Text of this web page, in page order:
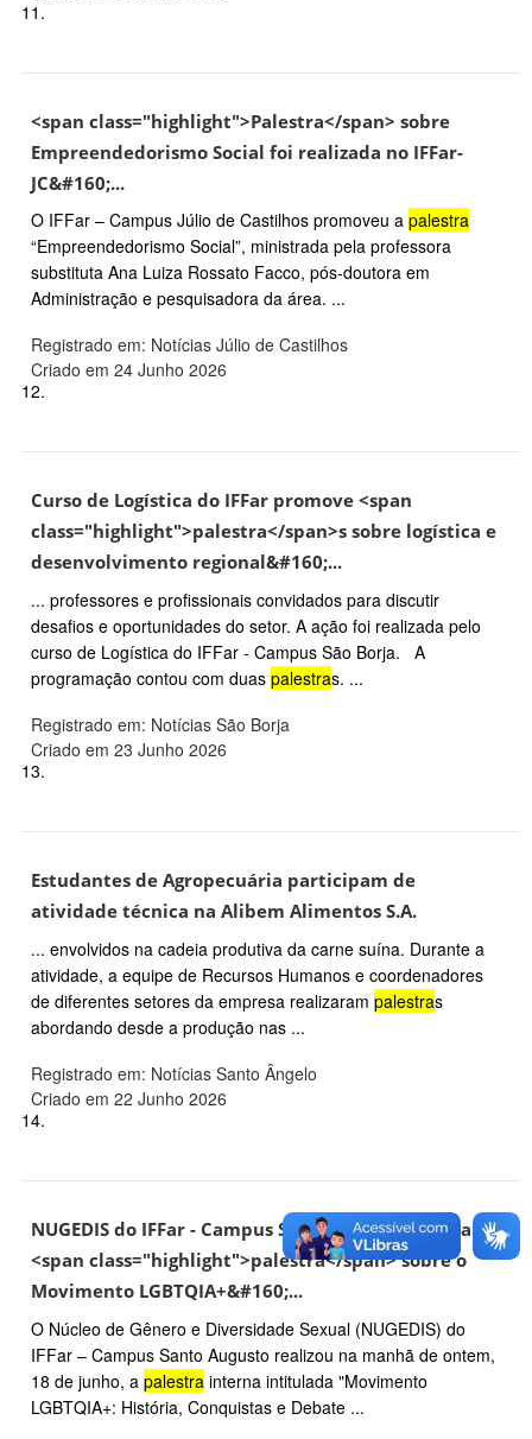
11.
<span class="highlight">Palestra</span> sobre
Empreendedorismo Social foi realizada no IFFar-
JC&#160;...
O IFFar – Campus Júlio de Castilhos promoveu a palestra
“Empreendedorismo Social”, ministrada pela professora
substituta Ana Luiza Rossato Facco, pós-doutora em
Administração e pesquisadora da área. ...
Registrado em: Notícias Júlio de Castilhos
Criado em 24 Junho 2026
12.
Curso de Logística do IFFar promove <span
class="highlight">palestra</span>s sobre logística e
desenvolvimento regional&#160;...
... professores e profissionais convidados para discutir
desafios e oportunidades do setor. A ação foi realizada pelo
curso de Logística do IFFar - Campus São Borja. A
programação contou com duas palestras. ...
Registrado em: Notícias São Borja
Criado em 23 Junho 2026
13.
Estudantes de Agropecuária participam de
atividade técnica na Alibem Alimentos S.A.
... envolvidos na cadeia produtiva da carne suína. Durante a
atividade, a equipe de Recursos Humanos e coordenadores
de diferentes setores da empresa realizaram palestras
abordando desde a produção nas ...
Registrado em: Notícias Santo Ângelo
Criado em 22 Junho 2026
14.
NUGEDIS do IFFar - Campus Santo Augusto realiza
<span class="highlight">palestra</span> sobre o
Movimento LGBTQIA+&#160;...
O Núcleo de Gênero e Diversidade Sexual (NUGEDIS) do
IFFar – Campus Santo Augusto realizou na manhã de ontem,
18 de junho, a palestra interna intitulada "Movimento
LGBTQIA+: História, Conquistas e Debate ...